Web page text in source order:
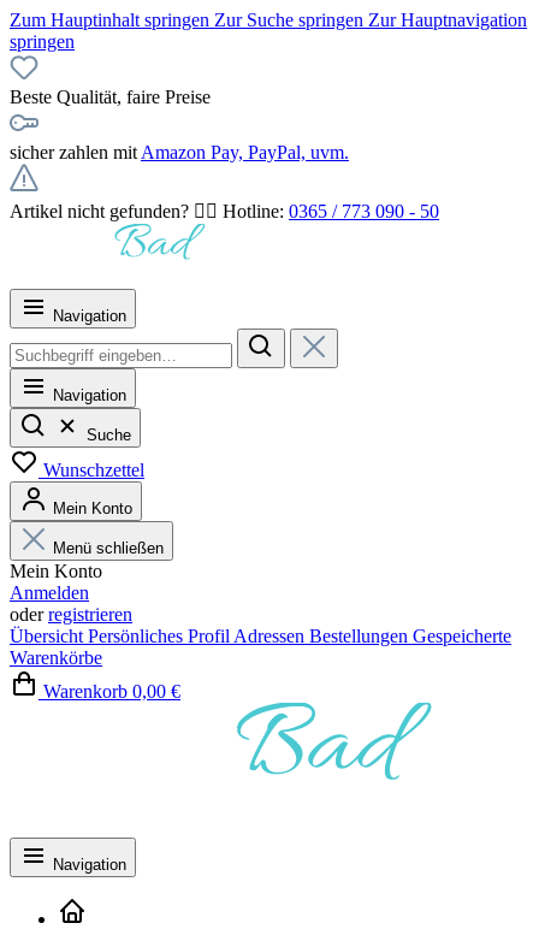
Zum Hauptinhalt springen Zur Suche springen Zur Hauptnavigation
springen
Beste Qualität, faire Preise
sicher zahlen mit Amazon Pay, PayPal, uvm.
Artikel nicht gefunden? 👉🏻 Hotline: 0365 / 773 090 - 50
Navigation
Navigation
Suche
Wunschzettel
Mein Konto
Menü schließen
Mein Konto
Anmelden
oderregistrieren
Übersicht Persönliches Profil Adressen Bestellungen Gespeicherte
Warenkörbe
Warenkorb 0,00 €
Navigation